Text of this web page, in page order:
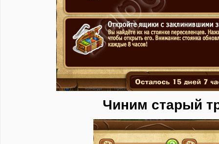
Чиним старый